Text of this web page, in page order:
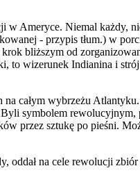
w Ameryce. Niemal
- przypis tłum.) w
bliższym od
to wizerunek Indianina i
całym wybrzeżu
symbolem
przez sztukę po pieśni.
na cele rewolucji